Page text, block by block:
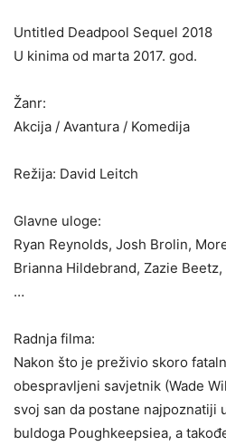
Untitled Deadpool Sequel 2018
U kinima od marta 2017. god.
Žanr:
Akcija / Avantura / Komedija
Režija: David Leitch
Glavne uloge:
Ryan Reynolds, Josh Brolin,
Brianna Hildebrand, Zazie
…
Radnja filma:
Nakon što je preživio skoro
obespravljeni savjetnik (Wade
svoj san da postane najpoznatiji
buldoga Poughkeepsiea, a